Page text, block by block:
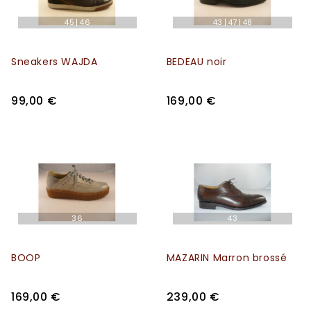
45 46
Sneakers WAJDA
99,00 €
43 47 48
BEDEAU noir
169,00 €
36
BOOP
169,00 €
43
MAZARIN Marron brossé
239,00 €